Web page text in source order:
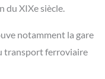
du XIXe siècle.
notamment la gare
transport ferroviaire